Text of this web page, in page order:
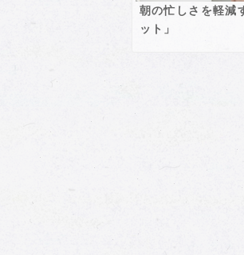
朝の忙しさを軽減
ット」